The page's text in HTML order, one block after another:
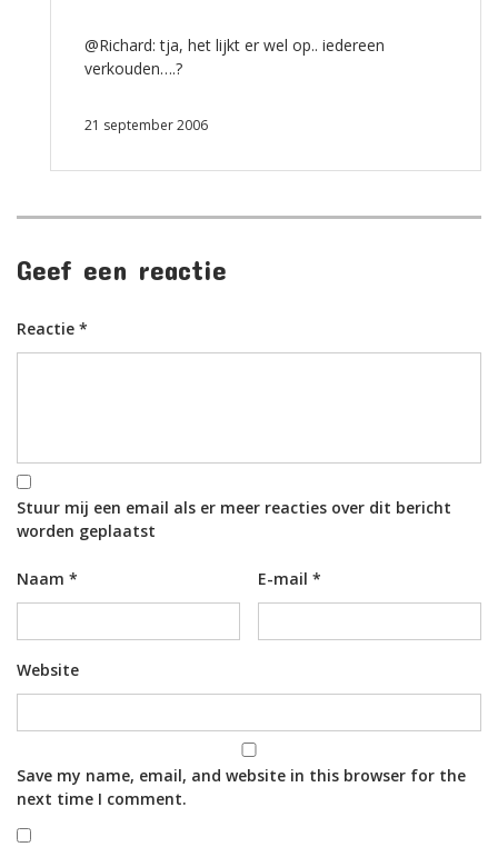
@Richard: tja, het lijkt er wel op.. iedereen
verkouden….?
21 september 2006
Geef een reactie
Reactie *
Stuur mij een email als er meer reacties over dit bericht
worden geplaatst
Naam * E-mail*
Website
Save my name, email, and website in this browser for the
next time I comment.